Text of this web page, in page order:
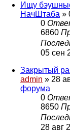
Ищу
НачШтаба »
0
6860
05 сен
Закрытый
admin » 28
форума
0
8650
28 авг